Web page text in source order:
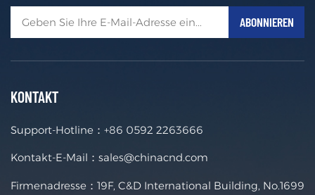
KONTAKT
Support-Hotline： +86 0592 2263666
Kontakt-E-Mail： sales@chinacnd.com
Firmenadresse：19F, C&D International Building, No.1699